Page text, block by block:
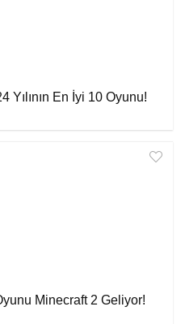
Yılının En İyi 10 Oyunu!
Minecraft 2 Geliyor!